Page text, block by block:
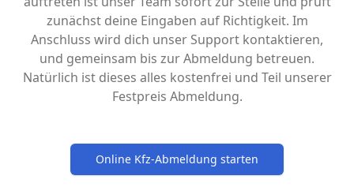
zunächst deine Eingaben auf Richtigkeit. Im
Anschluss wird dich unser Support kontaktieren,
und gemeinsam bis zur Abmeldung betreuen.
Natürlich ist dieses alles kostenfrei und Teil unserer
Festpreis Abmeldung.
Online Kfz-Abmeldung starten